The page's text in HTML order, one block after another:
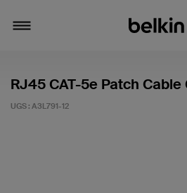
RJ45 CAT-5e Patch Cable
UGS : A3L791-12